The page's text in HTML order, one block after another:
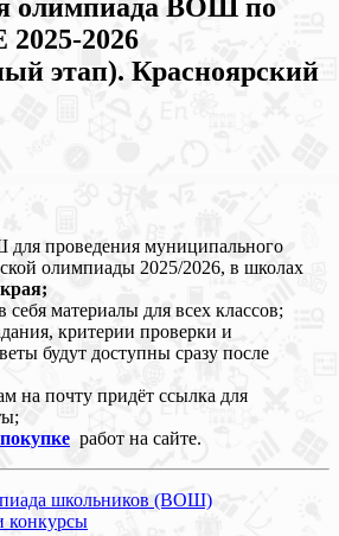
олимпиада ВОШ по
2026
этап). Красноярский
проведения муниципального
олимпиады 2025/2026, в школах
себя материалы для всех классов;
критерии проверки и
будут доступны сразу после
на почту придёт ссылка для
работ на сайте.
школьников (ВОШ)
конкурсы